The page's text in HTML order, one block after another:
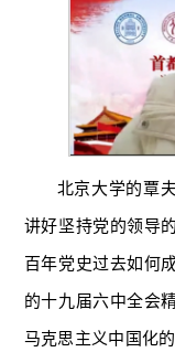
北京大学的覃
讲好坚持党的领导
百年党史过去如何
的十九届六中全会
马克思主义中国化